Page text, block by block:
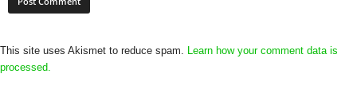
This site uses Akismet to reduce spam. Learn how your comment data is
processed.